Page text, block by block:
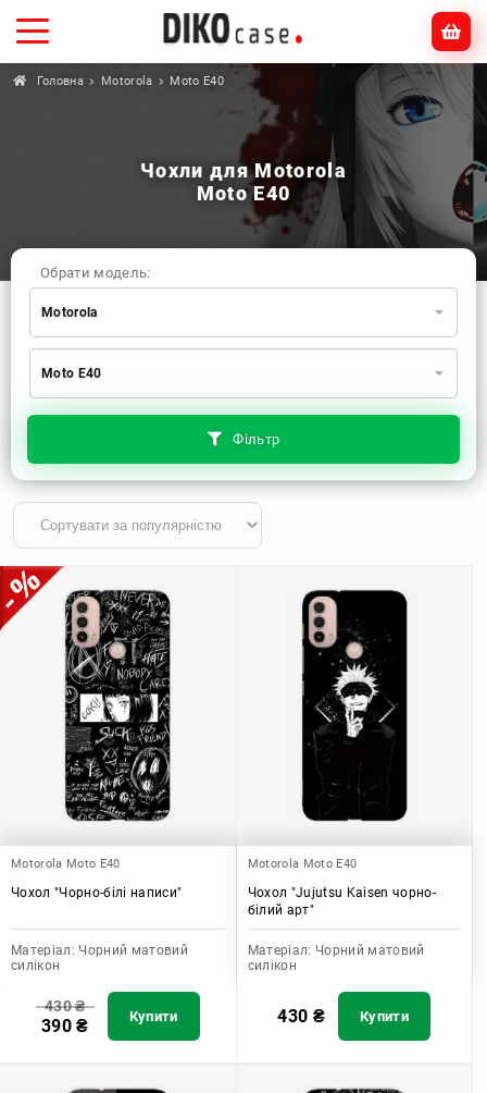
Головна Motorola Moto E40
Чохли для Motorola
Moto E40
Фільтр
Обрати модель:
Motorola
Xiaomi
Apple
Huawei
Realme
TECNO
ZTE
OnePlus
Motorola
Moto E40
Motorola Moto E40
Чохол "Чорно-білі написи"
Матеріал: Чорний матовий
силікон
430₴
390₴ Купити
Motorola Moto E40
Чохол "Jujutsu Kaisen чорно-
білий арт"
Матеріал: Чорний матовий
силікон
430 ₴ Купити